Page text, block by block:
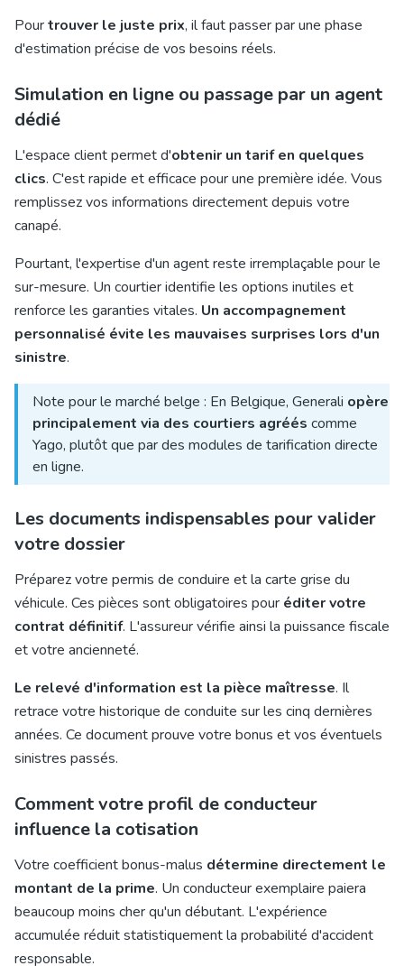
Pourtrouver le juste prix, il faut passer par une phase
d'estimation précise de vos besoins réels.
Simulation en ligne ou passage par un agent
dédié
L'espace client permet d'obtenir un tarif en quelques
clics. C'est rapide et efficace pour une première idée. Vous
remplissez vos informations directement depuis votre
canapé.
Pourtant, l'expertise d'un agent reste irremplaçable pour le
sur-mesure. Un courtier identifie les options inutiles et
renforce les garanties vitales. Un accompagnement
personnalisé évite les mauvaises surprises lors d'un
sinistre.
Note pour le marché belge : En Belgique, Generali opère
principalement via des courtiers agréés comme
Yago, plutôt que par des modules de tarification directe
en ligne.
Les documents indispensables pour valider
votre dossier
Préparez votre permis de conduire et la carte grise du
véhicule. Ces pièces sont obligatoires pour éditer votre
contrat définitif. L'assureur vérifie ainsi la puissance fiscale
et votre ancienneté.
Le relevé d'information est la pièce maîtresse. Il
retrace votre historique de conduite sur les cinq dernières
années. Ce document prouve votre bonus et vos éventuels
sinistres passés.
Comment votre profil de conducteur
influence la cotisation
Votre coefficient bonus-malus détermine directement le
montant de la prime. Un conducteur exemplaire paiera
beaucoup moins cher qu'un débutant. L'expérience
accumulée réduit statistiquement la probabilité d'accident
responsable.